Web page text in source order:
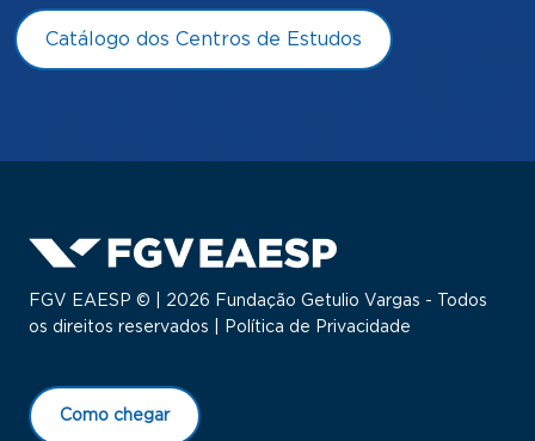
Catálogo dos Centros de Estudos
FGV EAESP © | 2026 Fundação Getulio Vargas - Todos
os direitos reservados |
Política de Privacidade
Como chegar